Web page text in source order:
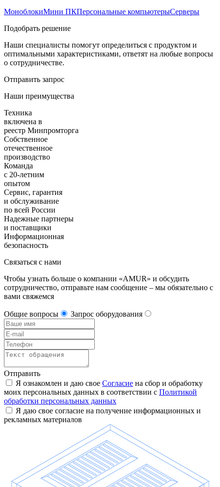
МоноблокиМини ПКПерсональные компьютерыСерверы
Подобрать решение
Наши специалисты помогут определиться с продуктом и
оптимальными характеристиками, ответят на любые вопросы
о сотрудничестве.
Отправить запрос
Наши преимущества
Техника
включена в
реестр Минпромторга
Собственное
отечественное
производство
Команда
с 20-летним
опытом
Сервис, гарантия
и обслуживание
по всей России
Надежные партнеры
и поставщики
Информационная
безопасность
Связаться с нами
Чтобы узнать больше о компании «AMUR» и обсудить
сотрудничество, отправьте нам сообщение – мы обязательно с
вами свяжемся
Общие вопросы Запрос оборудования
Отправить
Я ознакомлен и даю свое Согласие на сбор и обработку
моих персональных данных в соответствии с Политикой
обработки персональных данных
Я даю свое согласие на получение информационных и
рекламных материалов